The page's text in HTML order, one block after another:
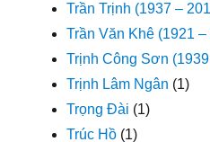
Trần Trịnh (1937 –
Trần Văn Khê (1921 –
Trịnh Công Sơn
Trịnh Lâm Ngân (1)
Trọng Đài (1)
Trúc Hồ (1)